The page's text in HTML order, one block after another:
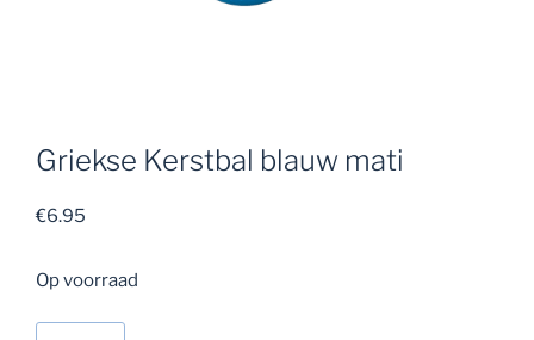
Griekse Kerstbal blauw mati
€6.95
Op voorraad